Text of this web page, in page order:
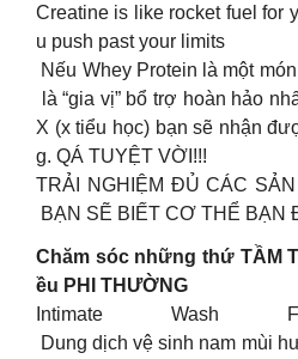
Creatine is like rocket fuel for
u push past your limits
Nếu Whey Protein là một
là “gia vị” bổ trợ hoàn hảo
X (x tiểu học) bạn sẽ nhận
g. QÁ TUYỆT VỜI!!!
TRẢI NGHIỆM ĐỦ CÁC
BẠN SẼ BIẾT CƠ THỂ BẠN
Chăm sóc những thứ TẦM
ều PHI THƯỜNG
Intimate
Dung dịch vệ sinh nam mùi